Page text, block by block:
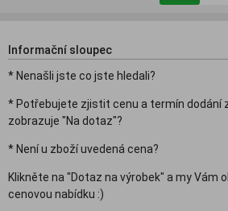
Informační sloupec
* Nenašli jste co jste hledali?
* Potřebujete zjistit cenu a termín dodání
zobrazuje "Na dotaz"?
* Není u zboží uvedená cena?
Klikněte na "Dotaz na výrobek" a my Vám
cenovou nabídku :)